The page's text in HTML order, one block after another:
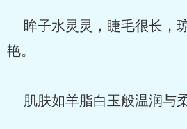
眸子水灵灵，睫毛很长，
艳。
肌肤如羊脂白玉般温润与